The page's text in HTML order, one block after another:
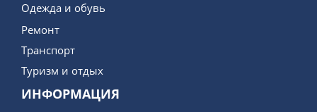
Одежда и обувь
Ремонт
Транспорт
Туризм и отдых
ИНФОРМАЦИЯ